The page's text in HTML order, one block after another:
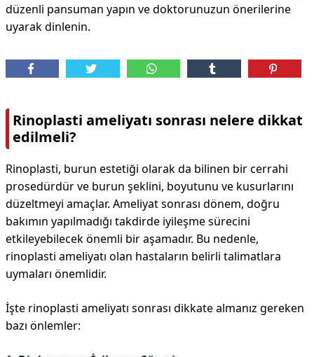
düzenli pansuman yapın ve doktorunuzun önerilerine
uyarak dinlenin.
Rinoplasti ameliyatı sonrası nelere dikkat
edilmeli?
Rinoplasti, burun estetiği olarak da bilinen bir cerrahi
prosedürdür ve burun şeklini, boyutunu ve kusurlarını
düzeltmeyi amaçlar. Ameliyat sonrası dönem, doğru
bakımın yapılmadığı takdirde iyileşme sürecini
etkileyebilecek önemli bir aşamadır. Bu nedenle,
rinoplasti ameliyatı olan hastaların belirli talimatlara
uymaları önemlidir.
İşte rinoplasti ameliyatı sonrası dikkate almanız gereken
bazı önlemler: